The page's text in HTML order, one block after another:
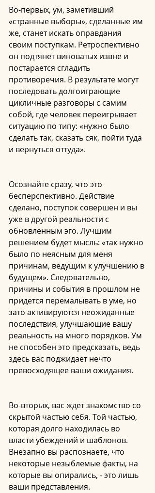
Во-первых, ум, заметивший
«странные выборы», сделанные им
же, станет искать оправдания
своим поступкам. Ретроспективно
он подтянет виноватых извне и
постарается сгладить
противоречия. В результате могут
последовать долгоиграющие
цикличные разговоры с самим
собой, где человек переигрывает
ситуацию по типу: «нужно было
сделать так, сказать сяк, пойти туда
и вернуться оттуда».
Осознайте сразу, что это
бесперспективно. Действие
сделано, поступок совершен и вы
уже в другой реальности с
обновленным эго. Лучшим
решением будет мысль: «так нужно
было по неясным для меня
причинам, ведущим к улучшению в
будущем». Следовательно,
причины и события в прошлом не
придется перемалывать в уме, но
зато активируются неожиданные
последствия, улучшающие вашу
реальность на много порядков. Ум
не способен это предсказать, ведь
здесь ваc поджидает нечто
превосходящее ваши ожидания.
Во-вторых, вас ждет знакомство со
скрытой частью себя. Той частью,
которая долго находилась во
власти убеждений и шаблонов.
Внезапно вы распознаете, что
некоторые незыблемые факты, на
которые вы опирались, - это лишь
ваши представления.